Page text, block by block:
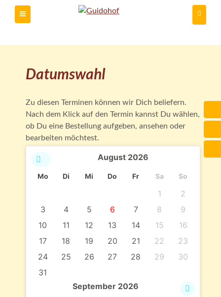
Du
Datumswahl
Zu diesen Terminen können wir Dich beliefern.
Nach dem Klick auf den Termin kannst Du wählen,
ob Du eine Bestellung aufgeben, ansehen oder
bearbeiten möchtest.
August 2026
Mo Di Mi Do Fr Sa So
1
2
3
4 5 6 7 8
9
10
11 12 13 14 15
16
17
18 19 20 21 22
23
24
25 26 27 28 29
30
31
September 2026